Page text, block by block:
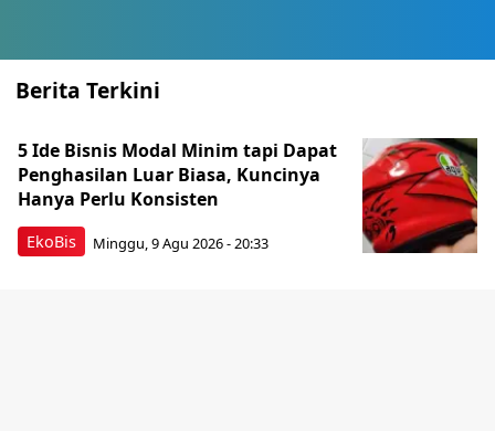
Berita Terkini
EkoBis
5 Ide Bisnis Modal Minim tapi Dapat
Penghasilan Luar Biasa, Kuncinya
Hanya Perlu Konsisten
Minggu, 9 Agu 2026 - 20:33